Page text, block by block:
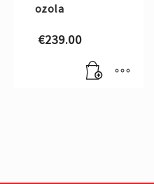
ozola
€239.00